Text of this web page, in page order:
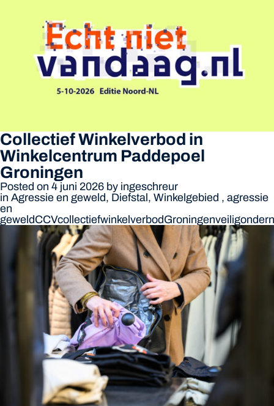
Collectief Winkelverbod in
Winkelcentrum Paddepoel
Groningen
Posted on 4 juni 2026 by ingeschreur
in Agressie en geweld, Diefstal, Winkelgebied , agressie
en
geweldCCVcollectiefwinkelverbodGroningen